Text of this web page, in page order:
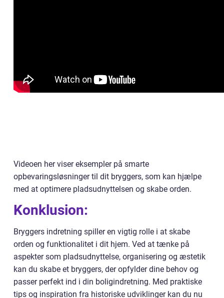
Videoen her viser eksempler på smarte
opbevaringsløsninger til dit bryggers, som kan hjælpe
med at optimere pladsudnyttelsen og skabe orden.
Konklusion:
Bryggers indretning spiller en vigtig rolle i at skabe
orden og funktionalitet i dit hjem. Ved at tænke på
aspekter som pladsudnyttelse, organisering og æstetik
kan du skabe et bryggers, der opfylder dine behov og
passer perfekt ind i din boligindretning. Med praktiske
tips og inspiration fra historiske udviklinger kan du nu